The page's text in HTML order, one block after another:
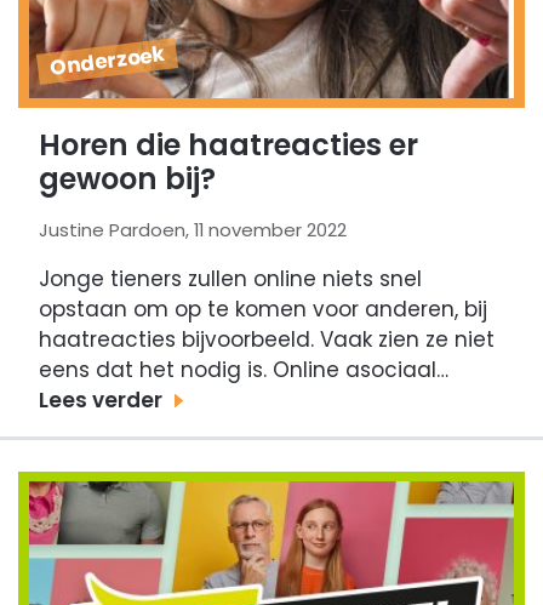
Onderzoek
Horen die haatreacties er
gewoon bij?
Justine Pardoen, 11 november 2022
Jonge tieners zullen online niets snel
opstaan om op te komen voor anderen, bij
haatreacties bijvoorbeeld. Vaak zien ze niet
eens dat het nodig is. Online asociaal…
Lees verder